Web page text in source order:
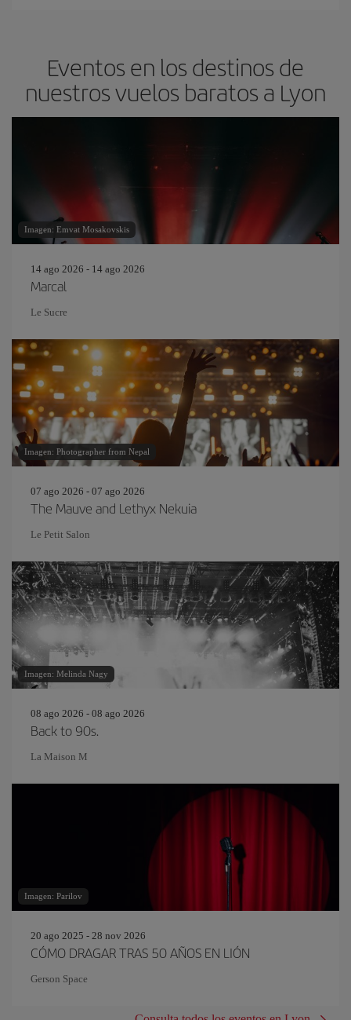
Eventos en los destinos de
nuestros vuelos baratos a Lyon
Imagen: Emvat Mosakovskis
14 ago 2026 - 14 ago 2026
Marcal
Le Sucre
Imagen: Photographer from Nepal
07 ago 2026 - 07 ago 2026
The Mauve and Lethyx Nekuia
Le Petit Salon
Imagen: Melinda Nagy
08 ago 2026 - 08 ago 2026
Back to 90s.
La Maison M
Imagen: Parilov
20 ago 2025 - 28 nov 2026
CÓMO DRAGAR TRAS 50 AÑOS EN LIÓN
Gerson Space